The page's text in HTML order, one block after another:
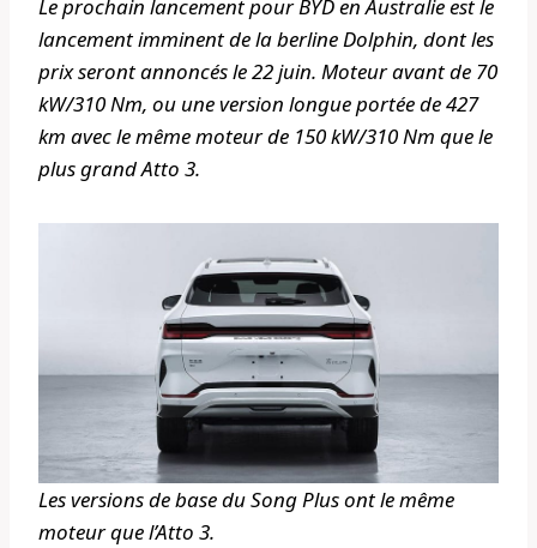
Le prochain lancement pour BYD en Australie est le
lancement imminent de la berline Dolphin, dont les
prix seront annoncés le 22 juin. Moteur avant de 70
kW/310 Nm, ou une version longue portée de 427
km avec le même moteur de 150 kW/310 Nm que le
plus grand Atto 3.
Les versions de base du Song Plus ont le même
moteur que l’Atto 3.